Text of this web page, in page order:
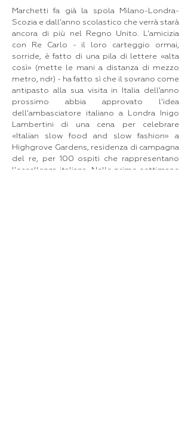
Marchetti fa già la spola Milano-Londra-
Scozia e dall'anno scolastico che verrà starà
ancora di più nel Regno Unito. L'amicizia
con Re Carlo - il loro carteggio ormai,
sorride, è fatto di una pila di lettere «alta
così» (mette le mani a distanza di mezzo
metro, ndr) - ha fatto sì che il sovrano come
antipasto alla sua visita in Italia dell’anno
prossimo abbia approvato l'idea
dell'ambasciatore italiano a Londra Inigo
Lambertini di una cena per celebrare
«Italian slow food and slow fashion» a
Highgrove Gardens, residenza di campagna
del re, per 100 ospiti che rappresentano
l'eccellenza italiana. Nelle prime settimane